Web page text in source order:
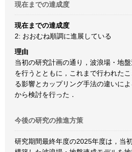
現在までの達成度
現在までの達成度
2: おおむね順調に進展している
理由
当初の研究計画の通り，波浪場・地
を行うとともに，これまで行われた
る影響とカップリング手法の違いに
から検討を行った．
今後の研究の推進方策
研究期間最終年度の2025年度は，当